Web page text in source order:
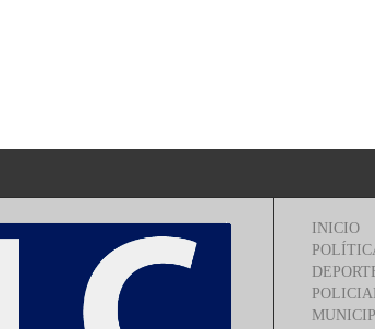
INICIO